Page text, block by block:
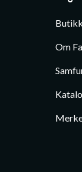
Om